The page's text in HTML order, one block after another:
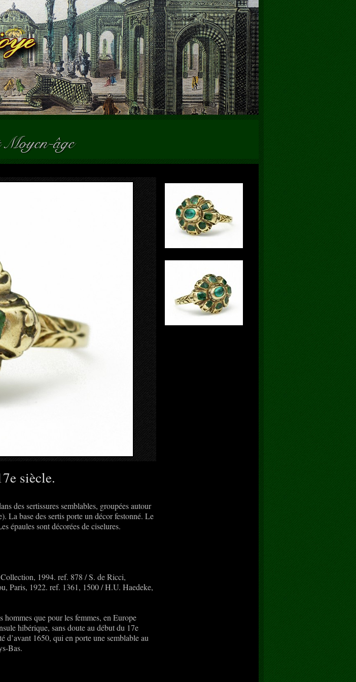
Moyen-âge
siècle.
des sertissures semblables, groupées autour
La base des sertis porte un décor festonné. Le
épaules sont décorées de ciselures.
1994. ref. 878 / S. de Ricci,
Paris, 1922. ref. 1361, 1500 / H.U. Haedeke,
que pour les femmes, en Europe
hibérique, sans doute au début du 17e
d’avant 1650, qui en porte une semblable au
Bas.